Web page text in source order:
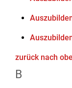
zurück nach
B